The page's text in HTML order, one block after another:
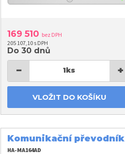
169 510 bez DPH
205 107,10 s DPH
Do 30 dnů
− 1ks +
VLOŽIT DO KOŠÍKU
Komunikační převodník
HA-MA164AD